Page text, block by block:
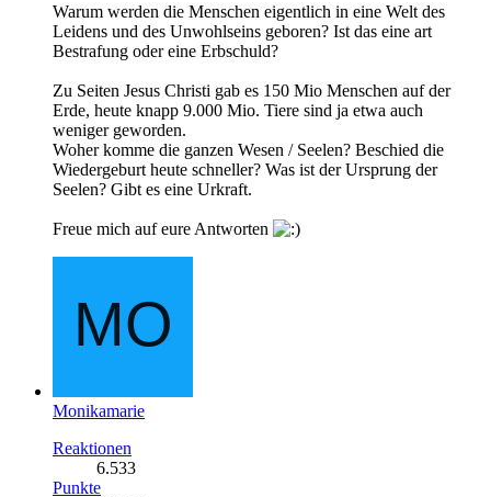
Warum werden die Menschen eigentlich in eine Welt des
Leidens und des Unwohlseins geboren? Ist das eine art
Bestrafung oder eine Erbschuld?
Zu Seiten Jesus Christi gab es 150 Mio Menschen auf der
Erde, heute knapp 9.000 Mio. Tiere sind ja etwa auch
weniger geworden.
Woher komme die ganzen Wesen / Seelen? Beschied die
Wiedergeburt heute schneller? Was ist der Ursprung der
Seelen? Gibt es eine Urkraft.
Freue mich auf eure Antworten
Monikamarie
Reaktionen
6.533
Punkte